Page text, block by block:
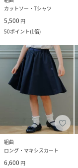
カットソー・Tシャツ
5,500 円
50ポイント(1倍)
組曲
ロング・マキシスカート
6,600 円